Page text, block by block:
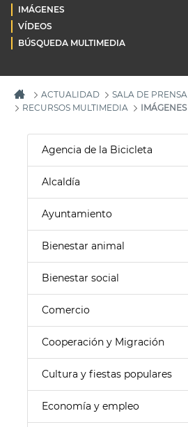
IMÁGENES
VÍDEOS
BÚSQUEDA MULTIMEDIA
ACTUALIDAD
SALA DE PRENSA
RECURSOS MULTIMEDIA
IMÁGENES
Agencia de la Bicicleta
Alcaldía
Ayuntamiento
Bienestar animal
Bienestar social
Comercio
Cooperación y Migración
Cultura y fiestas populares
Economía y empleo